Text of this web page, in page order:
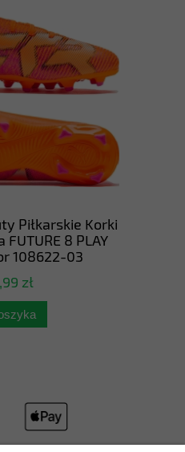
Piłkarskie Korki
8 PLAY
108622-03
zł